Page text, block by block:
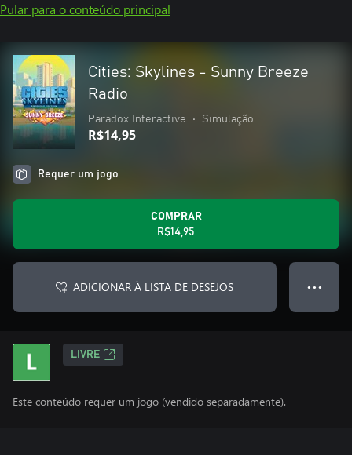
Pular para o conteúdo principal
Cities: Skylines - Sunny Breeze
Radio
Paradox Interactive • Simulação
R$14,95
Requer um jogo
COMPRAR
R$14,95
ADICIONAR À LISTA DE DESEJOS ● ● ●
LIVRE
Este conteúdo requer um jogo (vendido separadamente).